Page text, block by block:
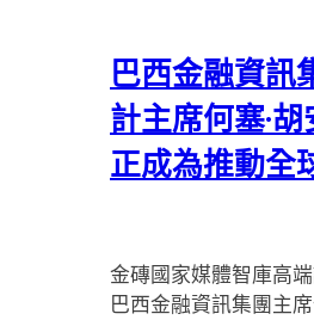
巴西金融資訊
計主席何塞·
正成為推動全
金磚國家媒體智庫高
巴西金融資訊集團主